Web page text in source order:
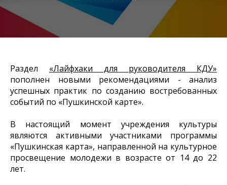
Раздел «Лайфхаки для руководителя КДУ»
пополнен новыми рекомендациями - анализ
успешных практик по созданию востребованных
событий по «Пушкинской карте».
В настоящий момент учреждения культуры
являются активными участниками программы
«Пушкинская карта», направленной на культурное
просвещение молодежи в возрасте от 14 до 22
лет.